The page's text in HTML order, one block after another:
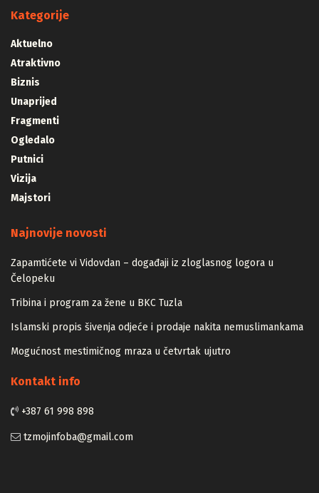
Kategorije
Aktuelno
Atraktivno
Biznis
Unaprijed
Fragmenti
Ogledalo
Putnici
Vizija
Majstori
Najnovije novosti
Zapamtićete vi Vidovdan – događaji iz zloglasnog logora u
Čelopeku
Tribina i program za žene u BKC Tuzla
Islamski propis šivenja odjeće i prodaje nakita nemuslimankama
Mogućnost mestimičnog mraza u četvrtak ujutro
Kontakt info
+387 61 998 898
tzmojinfoba@gmail.com